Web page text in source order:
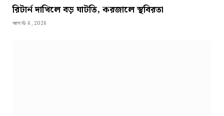
রিটার্ন দাখিলে বড় ঘাটতি, করজালে স্থবিরতা
আগস্ট 6, 2026